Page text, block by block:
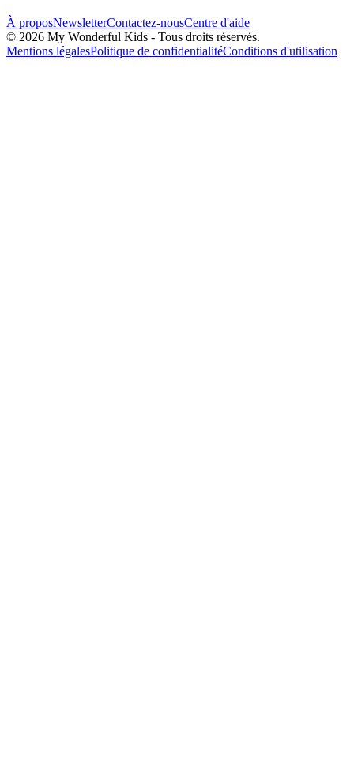
À proposNewsletterContactez-nousCentre d'aide
© 2026 My Wonderful Kids - Tous droits réservés.
Mentions légalesPolitique de confidentialitéConditions d'utilisation